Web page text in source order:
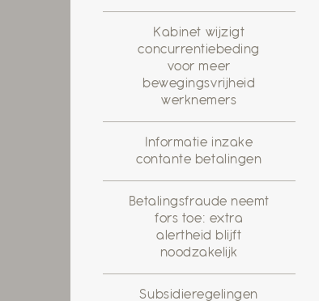
Kabinet wijzigt
concurrentiebeding
voor meer
bewegingsvrijheid
werknemers
Informatie inzake
contante betalingen
Betalingsfraude neemt
fors toe: extra
alertheid blijft
noodzakelijk
Subsidieregelingen